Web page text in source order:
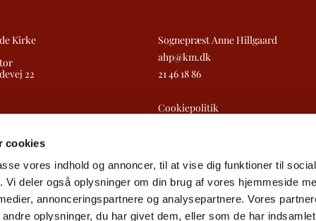
cookies
vores indhold og annoncer, til at vise dig funktioner til
deler også oplysninger om din brug af vores hjemmeside
annonceringspartnere og analysepartnere. Vores
oplysninger, du har givet dem, eller som de har
Kirke
22
Sognepræst Anne Hillgaard
ahp@km.dk
21 46 18 86
Cookiepolitik